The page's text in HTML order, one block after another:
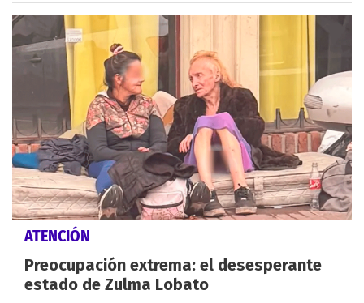
ATENCIÓN
Preocupación extrema: el desesperante
estado de Zulma Lobato